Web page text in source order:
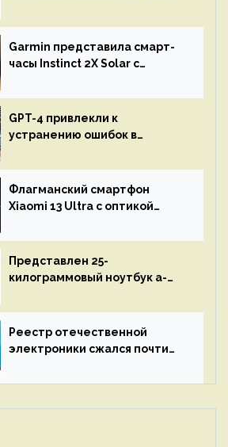
Garmin представила смарт-
часы Instinct 2X Solar с
GPT-4 привлекли к
устранению ошибок в
остановится до полного
восстановления кода и
объяснит, что пошло не так
Флагманский смартфон
Xiaomi 13 Ultra с оптикой
представят 18 апреля
Представлен 25-
килограммовый ноутбук a-
до 3 Тбайт DDR5 и шесть
дисплеев
Реестр отечественной
электроники сжался почти